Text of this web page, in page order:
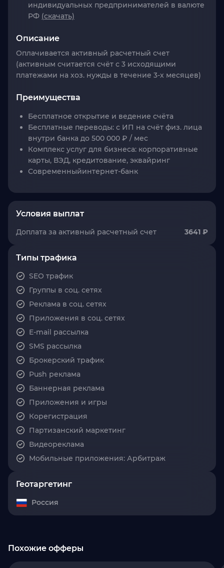
индивидуальных предпринимателей в валюте
РФ (скачать)
Описание
Оплачивается активный расчетный счет
(активным считается счёт с 3 исходящими
платежами на хоз. нужды в течение 3-х месяцев)
Преимущества
Бесплатное открытие и ведение счёта
Бесплатные переводы: с ИП на счёт физ. лица
внутри банка до 500 000 ₽ / мес
Комплекс услуг для бизнеса: корпоративные
карты, ВЭД, кредитование, эквайринг
Современныйинтернет-банк
Условия выплат
Доплата за активный расчетный счет 3641 ₽
Типы трафика
SEO трафик
Группы в соц. сетях
Реклама в соц. сетях
Приложения в соц. сетях
E-mail рассылка
SMS рассылка
Брокерский трафик
Push реклама
Баннерная реклама
Приложения и игры
Корегистрация
Партизанский маркетинг
Видеореклама
Мобильные приложения: Арбитраж
Геотаргетинг
Россия
Похожие офферы